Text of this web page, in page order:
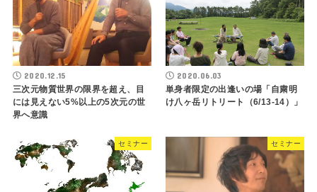
2020.12.15
三次元物質世界の限界を超え、目
には見えない5%以上の5次元の世
界へ意識
2020.06.03
単身者限定の出逢いの場「自粛明
け八ヶ岳リトリート（6/13-14）」
セミナー セミナー